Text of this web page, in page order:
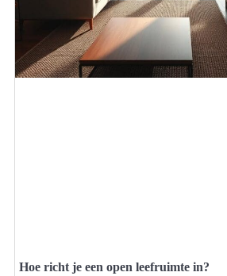
Hoe richt je een open leefruimte in?